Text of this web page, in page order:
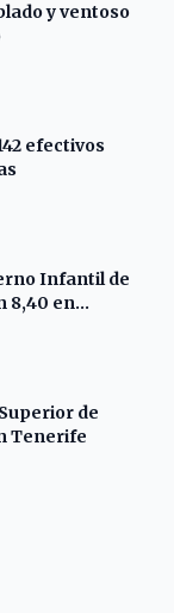
y ventoso
efectivos
Infantil de
8,40 en
de
Tenerife